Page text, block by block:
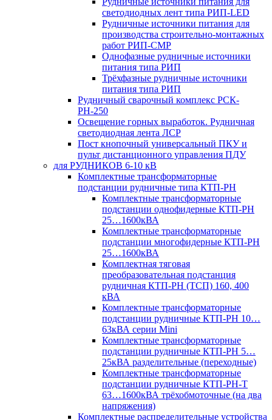
светодиодных лент типа РИП-LED
Рудничные источники питания для
производства строительно-монтажных
работ РИП-СМР
Однофазные рудничные источники
питания типа РИП
Трёхфазные рудничные источники
питания типа РИП
Рудничный сварочный комплекс РСК-
РН-250
Освещение горных выработок. Рудничная
светодиодная лента ЛСР
Пост кнопочный универсальный ПКУ и
пульт дистанционного управления ПДУ
для РУДНИКОВ 6-10 кВ
Комплектные трансформаторные
подстанции рудничные типа КТП-РН
Комплектные трансформаторные
подстанции однофидерные КТП-РН
25…1600кВА
Комплектные трансформаторные
подстанции многофидерные КТП-РН
25…1600кВА
Комплектная тяговая
преобразовательная подстанция
рудничная КТП-РН (ТСП) 160, 400
кВА
Комплектные трансформаторные
подстанции рудничные КТП-РН 10…
63кВА серии Mini
Комплектные трансформаторные
подстанции рудничные КТП-РН 5…
25кВА разделительные (переходные)
Комплектные трансформаторные
подстанции рудничные КТП-РН-Т
63…1600кВА трёхобмоточные (на два
напряжения)
Комплектные распределительные устройства